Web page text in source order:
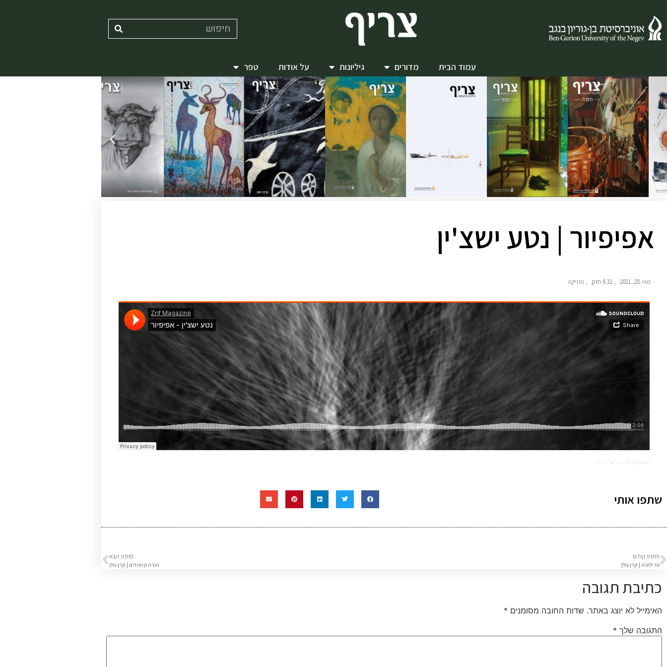
עמוד הבית מדורים גיליונות על אודות טפר
אפיפיור | נטע ישצ'ין
מאי 28, 2021 ,
6:31 pm
, מוזיקה
Zrif Magazine
· נטע ישצ'ין - אפיפיור
שתפו אותי
פוסט קודם
טרילוגיה | קרן גולן
פוסט הבא
הורה קיפודים | קרן גולן
כתיבת תגובה
האימייל לא יוצג באתר. שדות החובה מסומנים *
התגובה שלך *